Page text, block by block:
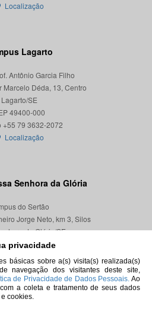
privacidade
básicas sobre a(s) visita(s) realizada(s)
navegação dos visitantes deste site,
de Privacidade de Dados Pessoais. Ao
a coleta e tratamento de seus dados
cookies.
Localização
Lagarto
Antônio Garcia Filho
Marcelo Déda, 13, Centro
Lagarto/SE
49400-000
Localização
Senhora da Glória
do Sertão
Jorge Neto, km 3, Silos
da Glória/SE
49680-000
Localização